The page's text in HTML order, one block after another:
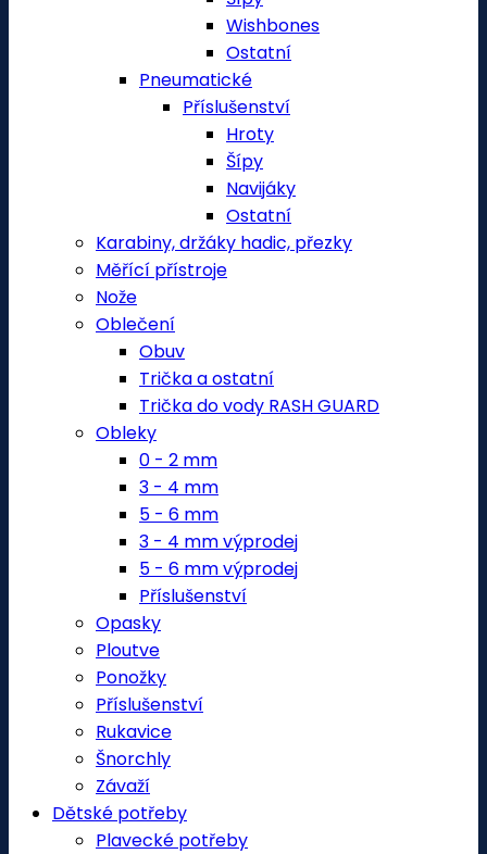
Wishbones
Ostatní
Pneumatické
Příslušenství
Hroty
Šípy
Navijáky
Ostatní
Karabiny, držáky hadic, přezky
Měřící přístroje
Nože
Oblečení
Obuv
Trička a ostatní
Trička do vody RASH GUARD
Obleky
0 - 2 mm
3 - 4 mm
5 - 6 mm
3 - 4 mm výprodej
5 - 6 mm výprodej
Příslušenství
Opasky
Ploutve
Ponožky
Příslušenství
Rukavice
Šnorchly
Závaží
Dětské potřeby
Plavecké potřeby